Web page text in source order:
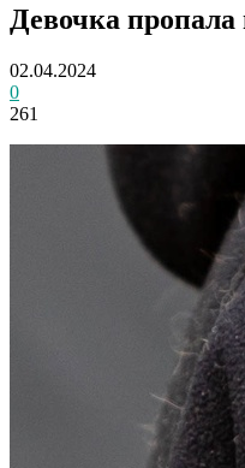
Девочка пропала
02.04.2024
0
261